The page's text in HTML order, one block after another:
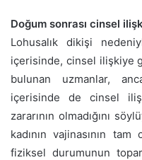
Doğum sonrası cinsel
Lohusalık dikişi
içerisinde, cinsel ilişkiye
bulunan uzmanlar,
içerisinde de cinsel
zararının olmadığını
kadının vajinasının
fiziksel durumunun